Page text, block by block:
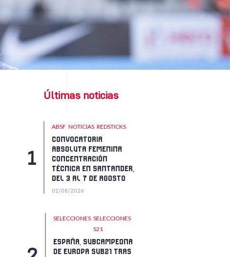
Últimas noticias
ABSF NOTICIAS REDSTICKS
CONVOCATORIA
ABSOLUTA FEMENINA
CONCENTRACIÓN
TÉCNICA EN SANTANDER,
DEL 3 AL 7 DE AGOSTO
02/08/2026
SELECCIONES SELECCIONES
S21
ESPAÑA, SUBCAMPEONA
DE EUROPA SUB21 TRAS